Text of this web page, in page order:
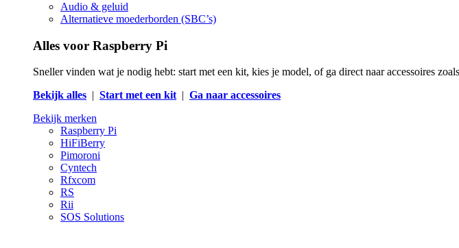
Audio & geluid
Alternatieve moederborden (SBC’s)
Alles voor Raspberry Pi
Sneller vinden wat je nodig hebt: start met een kit, kies je model, of ga direct naar accessoires
Bekijk alles | Start met een kit| Ga naar accessoires
Bekijk merken
Raspberry Pi
HiFiBerry
Pimoroni
Cyntech
Rfxcom
RS
Rii
SOS Solutions